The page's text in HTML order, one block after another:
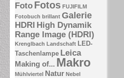
Foto Fotos FUJIFILM
Fotobuch brillant Galerie
HDRI High Dynamik
Range Image (HDRI)
Krenglbach Landschaft LED-
Taschenlampe Leica
Making of... Makro
Mühlviertel Natur Nebel